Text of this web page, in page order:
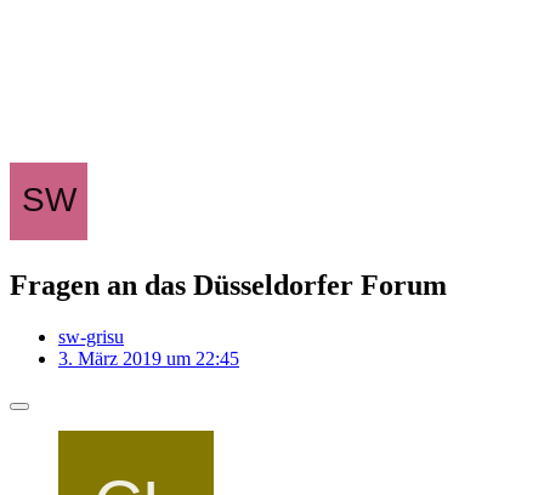
Fragen an das Düsseldorfer Forum
sw-grisu
3. März 2019 um 22:45